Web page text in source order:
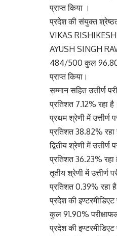
प्राप्त किया ।
प्रदेश की संयुक्त
VIKAS
AYUSH SINGH
484/500 कुल
प्राप्त किया।
सम्मान सहित उत्तीर्ण
प्रतिशत 7.12% रहा है।
प्रथम श्रेणी में उत्तीर्ण
प्रतिशत 38.82% रहा
द्वितीय श्रेणी में
प्रतिशत 36.23% रहा
तृतीय श्रेणी में उत्तीर्ण
प्रतिशत 0.39% रहा
प्रदेश की
कुल 91.90%
प्रदेश की इण्टरमीडिएट